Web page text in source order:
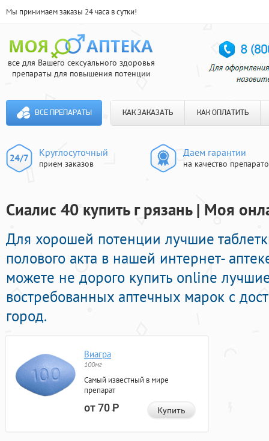
Мы принимаем заказы 24 часа в сутки!
все для Вашего сексуального здоровья
препараты для повышения потенции
ВСЕ ПРЕПАРАТЫ КАК ЗАКАЗАТЬ КАК ОПЛАТИТЬ
Круглосуточный
прием заказов
Даем гарантии
на качество
Сиалис 40 купить г рязань | Моя
Для хорошей потенции лучшие
полового акта в нашей интернет-
можете не дорого купить online
востребованных аптечных марок с
город.
Виагра
100мг
Самый известный в мире
препарат
от 70Р Купить